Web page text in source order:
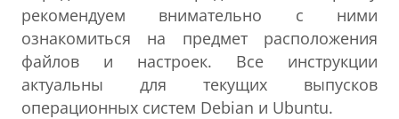
рекомендуем внимательно с ними
ознакомиться на предмет расположения
файлов и настроек. Все инструкции
актуальны для текущих выпусков
операционных систем Debian и Ubuntu.